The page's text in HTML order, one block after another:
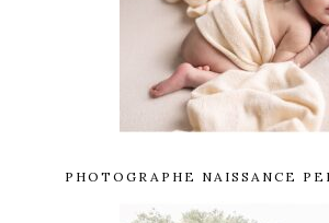
PHOTOGRAPHE NAISSANCE